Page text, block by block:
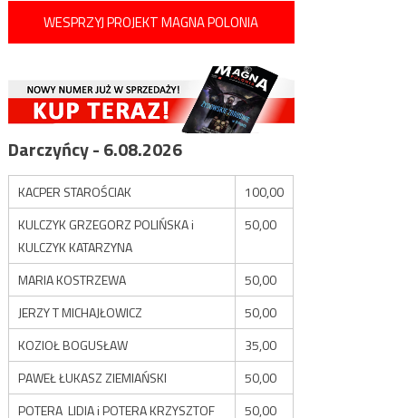
WESPRZYJ PROJEKT MAGNA POLONIA
Darczyńcy - 6.08.2026
KACPER STAROŚCIAK
100,00
KULCZYK GRZEGORZ POLIŃSKA i
KULCZYK KATARZYNA
50,00
MARIA KOSTRZEWA
50,00
JERZY T MICHAJŁOWICZ
50,00
KOZIOŁ BOGUSŁAW
35,00
PAWEŁ ŁUKASZ ZIEMIAŃSKI
50,00
POTERA LIDIA i POTERA KRZYSZTOF
50,00